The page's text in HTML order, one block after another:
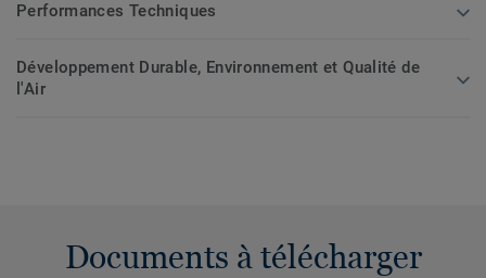
Performances Techniques
Développement Durable, Environnement et Qualité de
l'Air
Documents à télécharger